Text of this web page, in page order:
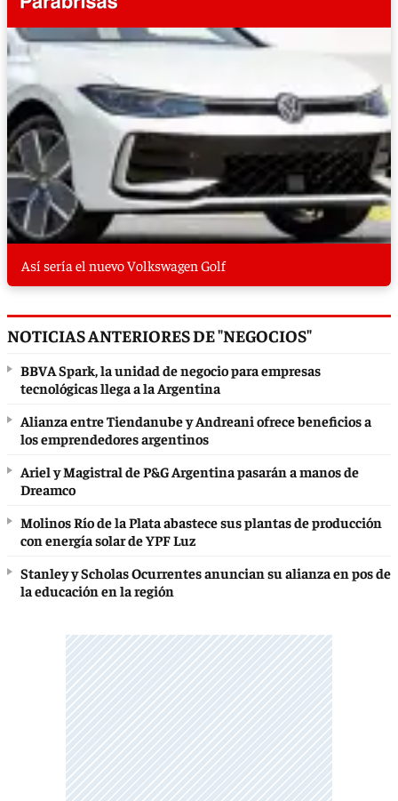
Así sería el nuevo Volkswagen Golf
NOTICIAS ANTERIORES DE "NEGOCIOS"
BBVA Spark, la unidad de negocio para empresas
tecnológicas llega a la Argentina
Alianza entre Tiendanube y Andreani ofrece beneficios a
los emprendedores argentinos
Ariel y Magistral de P&G Argentina pasarán a manos de
Dreamco
Molinos Río de la Plata abastece sus plantas de producción
con energía solar de YPF Luz
Stanley y Scholas Ocurrentes anuncian su alianza en pos de
la educación en la región